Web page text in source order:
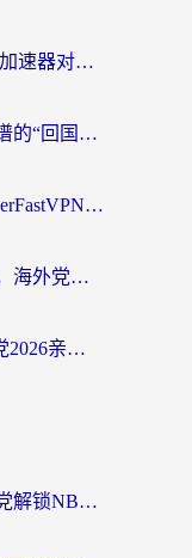
Sixfast加速器好用吗?和GoLink加速器对比哪个回国效果更好?海外党亲测实用指南
在海外漂泊的你，需要一个靠谱的“回国机场”
MalusVPN好用吗？和快塔TowerFastVPN对比哪个回国效果更好？海外党亲测实用指南
别再搜 vpn 安卓破解版下载了，海外党回国上网的正确姿势在这里
ChickCN和西游哪个好？海外党2026亲测回国加速器选择指南（附expressvpn中国对比）
在美国如何看腾讯体育？海外党解锁NBA欧洲杯直播的终极攻略